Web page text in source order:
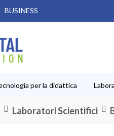
BUSINESS
per la didattica
Laboratori Scientifici